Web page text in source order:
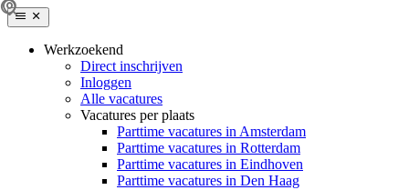
Werkzoekend
Direct inschrijven
Inloggen
Alle vacatures
Vacatures per plaats
Parttime vacatures in Amsterdam
Parttime vacatures in Rotterdam
Parttime vacatures in Eindhoven
Parttime vacatures in Den Haag